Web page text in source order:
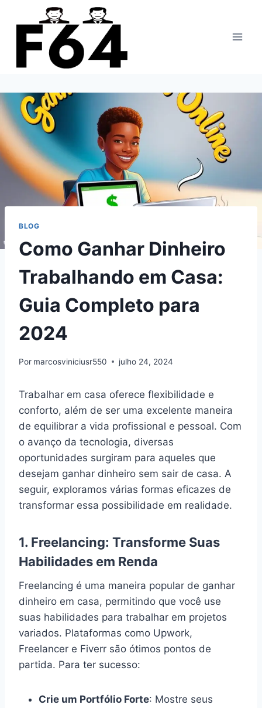
para
BLOG
Como Ganhar Dinheiro
Trabalhando em Casa:
Guia Completo para
2024
Por marcosviniciusr550 julho 24, 2024
Trabalhar em casa oferece flexibilidade e
conforto, além de ser uma excelente maneira
de equilibrar a vida profissional e pessoal. Com
o avanço da tecnologia, diversas
oportunidades surgiram para aqueles que
desejam ganhar dinheiro sem sair de casa. A
seguir, exploramos várias formas eficazes de
transformar essa possibilidade em realidade.
1. Freelancing: Transforme Suas
Habilidades em Renda
Freelancing é uma maneira popular de ganhar
dinheiro em casa, permitindo que você use
suas habilidades para trabalhar em projetos
variados. Plataformas como Upwork,
Freelancer e Fiverr são ótimos pontos de
partida. Para ter sucesso:
Crie um Portfólio Forte: Mostre seus